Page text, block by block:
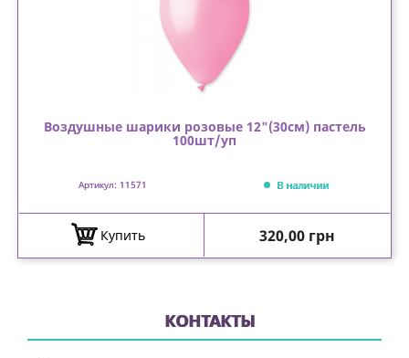
Воздушные шарики розовые 12"(30см) пастель
100шт/уп
Артикул: 11571 В наличии
Купить Цена
320,00 грн
КОНТАКТЫ